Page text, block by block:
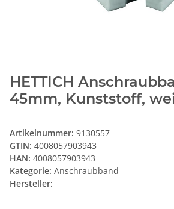
HETTICH
45mm, Kunststoff,
Artikelnummer: 9130557
GTIN: 4008057903943
HAN: 4008057903943
Kategorie: Anschraubband
Hersteller: